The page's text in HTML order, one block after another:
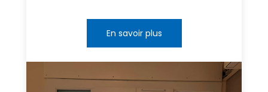
En savoir plus